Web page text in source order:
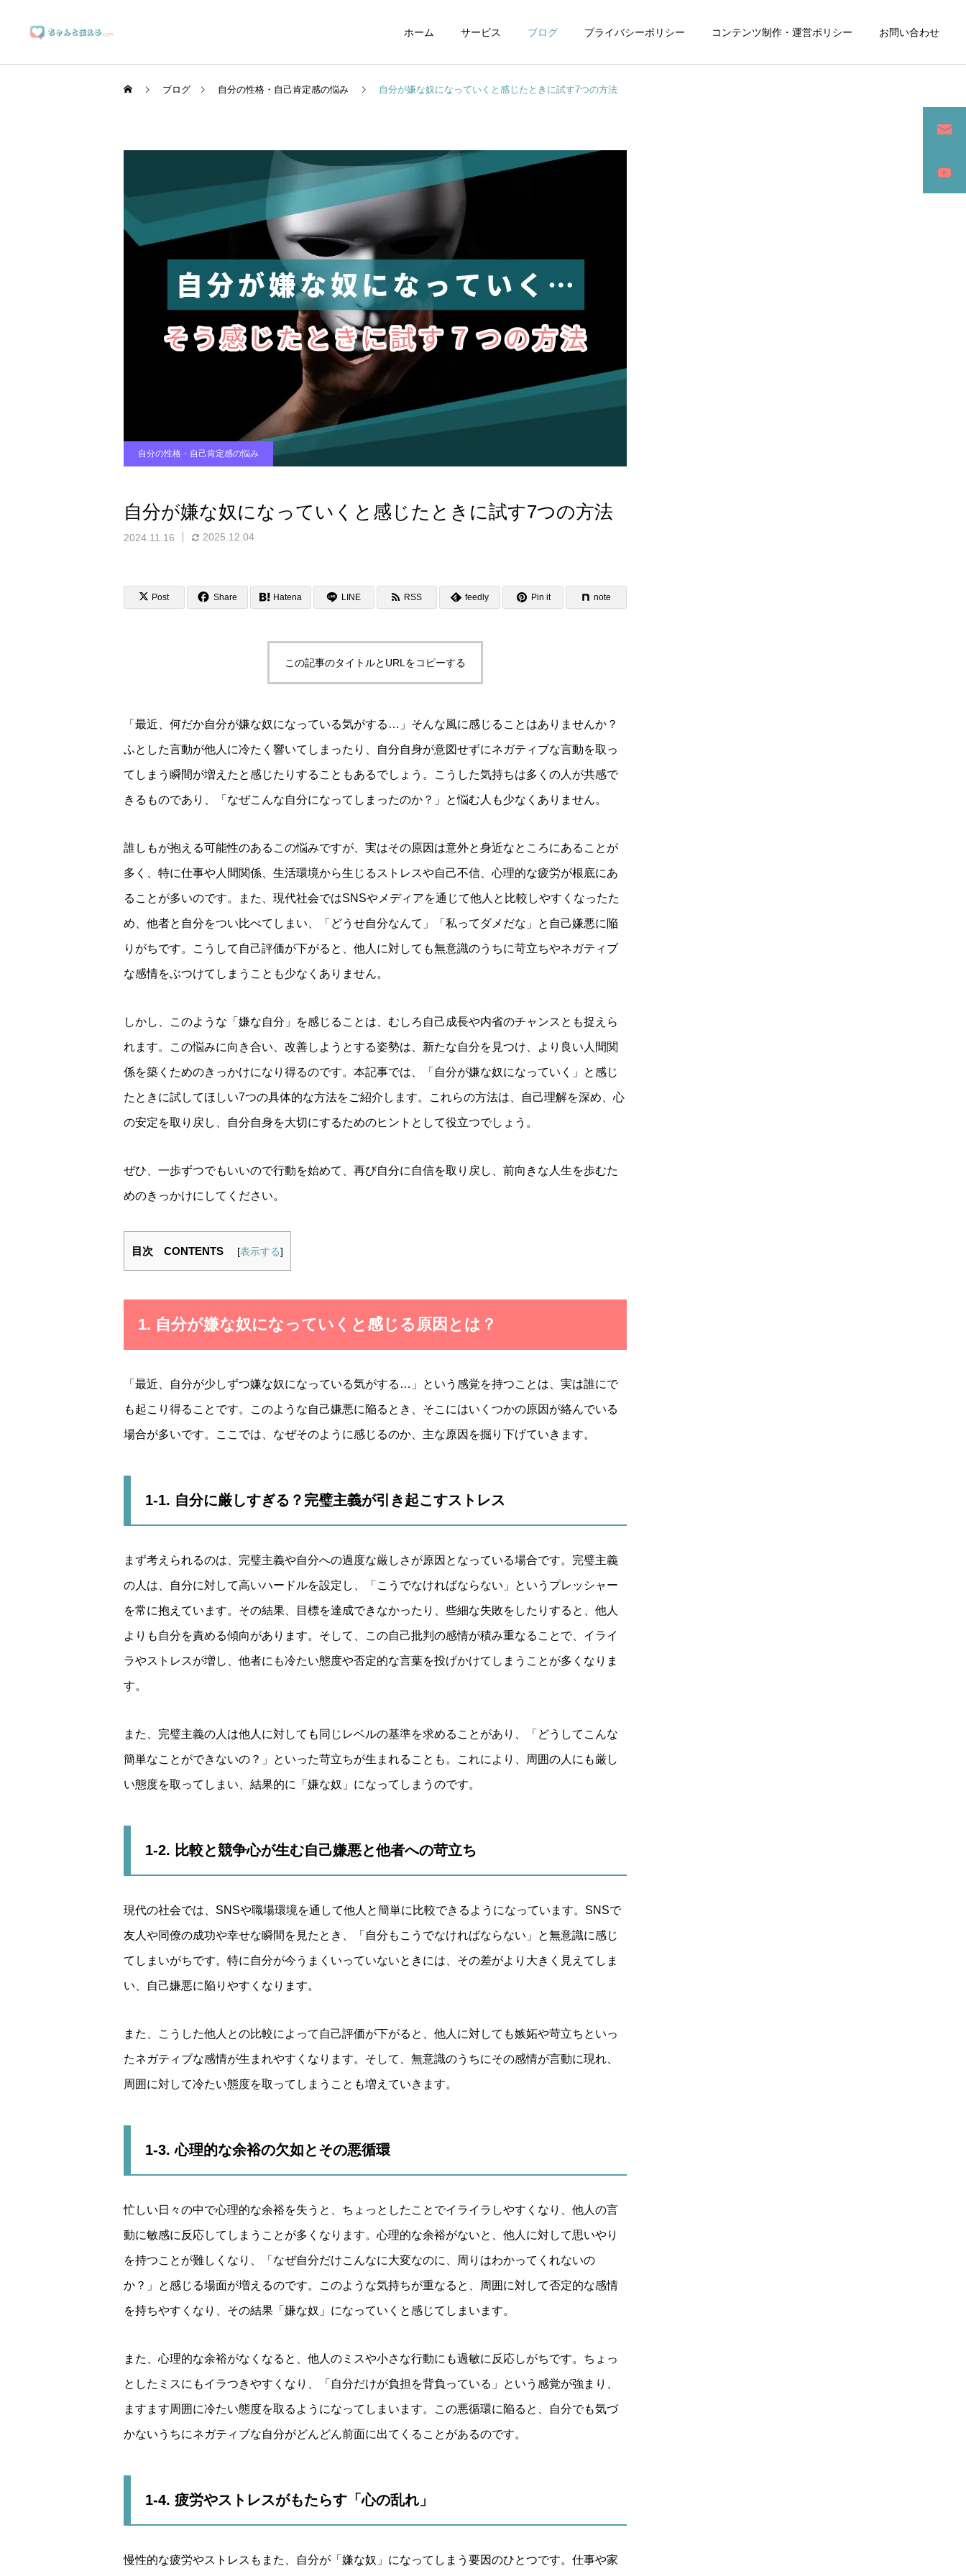
ホーム サービス ブログ プライバシーポリシー コンテンツ制作・運営ポリシー お問い合わせ
WEBデザイン
マーケティングサポート
ブログ 自分の性格・自己肯定感の悩み 自分が嫌な奴になっていくと感じたときに試す7つの方法
自分の性格・自己肯定感の悩み
自分が嫌な奴になっていくと感じたときに試す7つの方法
2024.11.16 2025.12.04
Post Share Hatena LINE RSS feedly Pin it note
この記事のタイトルとURLをコピーする
「最近、何だか自分が嫌な奴になっている気がする…」そんな風に感じることはありませんか？
ふとした言動が他人に冷たく響いてしまったり、自分自身が意図せずにネガティブな言動を取っ
てしまう瞬間が増えたと感じたりすることもあるでしょう。こうした気持ちは多くの人が共感で
きるものであり、「なぜこんな自分になってしまったのか？」と悩む人も少なくありません。
誰しもが抱える可能性のあるこの悩みですが、実はその原因は意外と身近なところにあることが
多く、特に仕事や人間関係、生活環境から生じるストレスや自己不信、心理的な疲労が根底にあ
ることが多いのです。また、現代社会ではSNSやメディアを通じて他人と比較しやすくなったた
め、他者と自分をつい比べてしまい、「どうせ自分なんて」「私ってダメだな」と自己嫌悪に陥
りがちです。こうして自己評価が下がると、他人に対しても無意識のうちに苛立ちやネガティブ
な感情をぶつけてしまうことも少なくありません。
しかし、このような「嫌な自分」を感じることは、むしろ自己成長や内省のチャンスとも捉えら
れます。この悩みに向き合い、改善しようとする姿勢は、新たな自分を見つけ、より良い人間関
係を築くためのきっかけになり得るのです。本記事では、「自分が嫌な奴になっていく」と感じ
たときに試してほしい7つの具体的な方法をご紹介します。これらの方法は、自己理解を深め、心
の安定を取り戻し、自分自身を大切にするためのヒントとして役立つでしょう。
ぜひ、一歩ずつでもいいので行動を始めて、再び自分に自信を取り戻し、前向きな人生を歩むた
めのきっかけにしてください。
目次 CONTENTS [表示する]
1. 自分が嫌な奴になっていくと感じる原因とは？
「最近、自分が少しずつ嫌な奴になっている気がする…」という感覚を持つことは、実は誰にで
も起こり得ることです。このような自己嫌悪に陥るとき、そこにはいくつかの原因が絡んでいる
場合が多いです。ここでは、なぜそのように感じるのか、主な原因を掘り下げていきます。
1-1. 自分に厳しすぎる？完璧主義が引き起こすストレス
まず考えられるのは、完璧主義や自分への過度な厳しさが原因となっている場合です。完璧主義
の人は、自分に対して高いハードルを設定し、「こうでなければならない」というプレッシャー
を常に抱えています。その結果、目標を達成できなかったり、些細な失敗をしたりすると、他人
よりも自分を責める傾向があります。そして、この自己批判の感情が積み重なることで、イライ
ラやストレスが増し、他者にも冷たい態度や否定的な言葉を投げかけてしまうことが多くなりま
す。
また、完璧主義の人は他人に対しても同じレベルの基準を求めることがあり、「どうしてこんな
簡単なことができないの？」といった苛立ちが生まれることも。これにより、周囲の人にも厳し
い態度を取ってしまい、結果的に「嫌な奴」になってしまうのです。
1-2. 比較と競争心が生む自己嫌悪と他者への苛立ち
現代の社会では、SNSや職場環境を通して他人と簡単に比較できるようになっています。SNSで
友人や同僚の成功や幸せな瞬間を見たとき、「自分もこうでなければならない」と無意識に感じ
てしまいがちです。特に自分が今うまくいっていないときには、その差がより大きく見えてしま
い、自己嫌悪に陥りやすくなります。
また、こうした他人との比較によって自己評価が下がると、他人に対しても嫉妬や苛立ちといっ
たネガティブな感情が生まれやすくなります。そして、無意識のうちにその感情が言動に現れ、
周囲に対して冷たい態度を取ってしまうことも増えていきます。
1-3. 心理的な余裕の欠如とその悪循環
忙しい日々の中で心理的な余裕を失うと、ちょっとしたことでイライラしやすくなり、他人の言
動に敏感に反応してしまうことが多くなります。心理的な余裕がないと、他人に対して思いやり
を持つことが難しくなり、「なぜ自分だけこんなに大変なのに、周りはわかってくれないの
か？」と感じる場面が増えるのです。このような気持ちが重なると、周囲に対して否定的な感情
を持ちやすくなり、その結果「嫌な奴」になっていくと感じてしまいます。
また、心理的な余裕がなくなると、他人のミスや小さな行動にも過敏に反応しがちです。ちょっ
としたミスにもイラつきやすくなり、「自分だけが負担を背負っている」という感覚が強まり、
ますます周囲に冷たい態度を取るようになってしまいます。この悪循環に陥ると、自分でも気づ
かないうちにネガティブな自分がどんどん前面に出てくることがあるのです。
1-4. 疲労やストレスがもたらす「心の乱れ」
慢性的な疲労やストレスもまた、自分が「嫌な奴」になってしまう要因のひとつです。仕事や家